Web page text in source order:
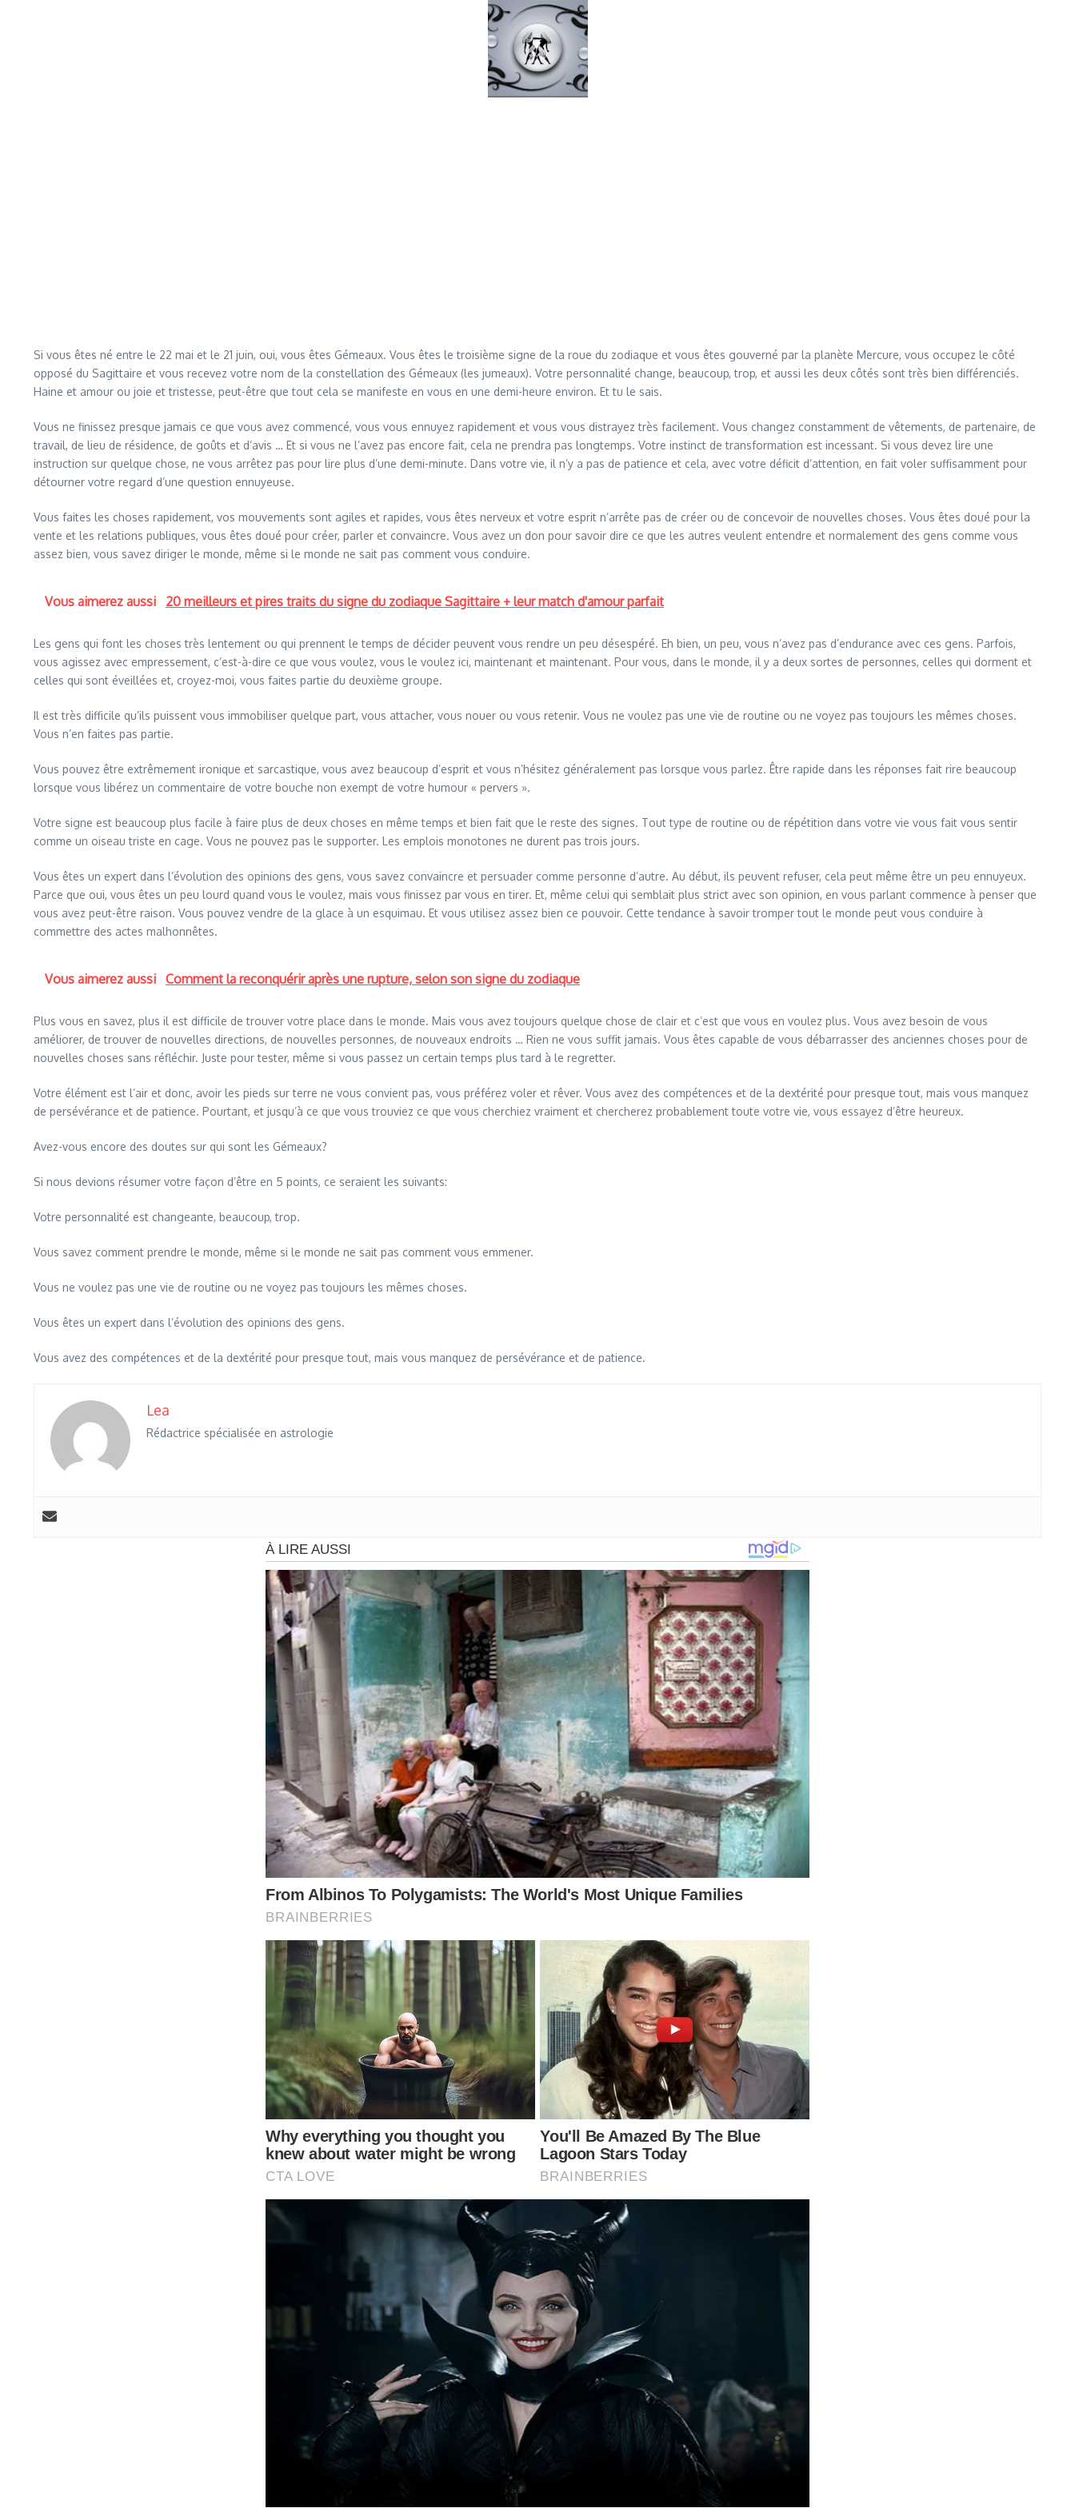
Si vous êtes né entre le 22 mai et le 21 juin, oui, vous êtes Gémeaux. Vous êtes le troisième signe de la roue du zodiaque et vous êtes gouverné par la planète Mercure, vous occupez le côté
opposé du Sagittaire et vous recevez votre nom de la constellation des Gémeaux (les jumeaux). Votre personnalité change, beaucoup, trop, et aussi les deux côtés sont très bien différenciés.
Haine et amour ou joie et tristesse, peut-être que tout cela se manifeste en vous en une demi-heure environ. Et tu le sais.
Vous ne finissez presque jamais ce que vous avez commencé, vous vous ennuyez rapidement et vous vous distrayez très facilement. Vous changez constamment de vêtements, de partenaire, de
travail, de lieu de résidence, de goûts et d’avis … Et si vous ne l’avez pas encore fait, cela ne prendra pas longtemps. Votre instinct de transformation est incessant. Si vous devez lire une
instruction sur quelque chose, ne vous arrêtez pas pour lire plus d’une demi-minute. Dans votre vie, il n’y a pas de patience et cela, avec votre déficit d’attention, en fait voler suffisamment pour
détourner votre regard d’une question ennuyeuse.
Vous faites les choses rapidement, vos mouvements sont agiles et rapides, vous êtes nerveux et votre esprit n’arrête pas de créer ou de concevoir de nouvelles choses. Vous êtes doué pour la
vente et les relations publiques, vous êtes doué pour créer, parler et convaincre. Vous avez un don pour savoir dire ce que les autres veulent entendre et normalement des gens comme vous
assez bien, vous savez diriger le monde, même si le monde ne sait pas comment vous conduire.
Vous aimerez aussi 20 meilleurs et pires traits du signe du zodiaque Sagittaire + leur match d'amour parfait
Les gens qui font les choses très lentement ou qui prennent le temps de décider peuvent vous rendre un peu désespéré. Eh bien, un peu, vous n’avez pas d’endurance avec ces gens. Parfois,
vous agissez avec empressement, c’est-à-dire ce que vous voulez, vous le voulez ici, maintenant et maintenant. Pour vous, dans le monde, il y a deux sortes de personnes, celles qui dorment et
celles qui sont éveillées et, croyez-moi, vous faites partie du deuxième groupe.
Il est très difficile qu’ils puissent vous immobiliser quelque part, vous attacher, vous nouer ou vous retenir. Vous ne voulez pas une vie de routine ou ne voyez pas toujours les mêmes choses.
Vous n’en faites pas partie.
Vous pouvez être extrêmement ironique et sarcastique, vous avez beaucoup d’esprit et vous n’hésitez généralement pas lorsque vous parlez. Être rapide dans les réponses fait rire beaucoup
lorsque vous libérez un commentaire de votre bouche non exempt de votre humour « pervers ».
Votre signe est beaucoup plus facile à faire plus de deux choses en même temps et bien fait que le reste des signes. Tout type de routine ou de répétition dans votre vie vous fait vous sentir
comme un oiseau triste en cage. Vous ne pouvez pas le supporter. Les emplois monotones ne durent pas trois jours.
Vous êtes un expert dans l’évolution des opinions des gens, vous savez convaincre et persuader comme personne d’autre. Au début, ils peuvent refuser, cela peut même être un peu ennuyeux.
Parce que oui, vous êtes un peu lourd quand vous le voulez, mais vous finissez par vous en tirer. Et, même celui qui semblait plus strict avec son opinion, en vous parlant commence à penser que
vous avez peut-être raison. Vous pouvez vendre de la glace à un esquimau. Et vous utilisez assez bien ce pouvoir. Cette tendance à savoir tromper tout le monde peut vous conduire à
commettre des actes malhonnêtes.
Vous aimerez aussi Comment la reconquérir après une rupture, selon son signe du zodiaque
Plus vous en savez, plus il est difficile de trouver votre place dans le monde. Mais vous avez toujours quelque chose de clair et c’est que vous en voulez plus. Vous avez besoin de vous
améliorer, de trouver de nouvelles directions, de nouvelles personnes, de nouveaux endroits … Rien ne vous suffit jamais. Vous êtes capable de vous débarrasser des anciennes choses pour de
nouvelles choses sans réfléchir. Juste pour tester, même si vous passez un certain temps plus tard à le regretter.
Votre élément est l’air et donc, avoir les pieds sur terre ne vous convient pas, vous préférez voler et rêver. Vous avez des compétences et de la dextérité pour presque tout, mais vous manquez
de persévérance et de patience. Pourtant, et jusqu’à ce que vous trouviez ce que vous cherchiez vraiment et chercherez probablement toute votre vie, vous essayez d’être heureux.
Avez-vous encore des doutes sur qui sont les Gémeaux?
Si nous devions résumer votre façon d’être en 5 points, ce seraient les suivants:
Votre personnalité est changeante, beaucoup, trop.
Vous savez comment prendre le monde, même si le monde ne sait pas comment vous emmener.
Vous ne voulez pas une vie de routine ou ne voyez pas toujours les mêmes choses.
Vous êtes un expert dans l’évolution des opinions des gens.
Vous avez des compétences et de la dextérité pour presque tout, mais vous manquez de persévérance et de patience.
Lea
Rédactrice spécialisée en astrologie